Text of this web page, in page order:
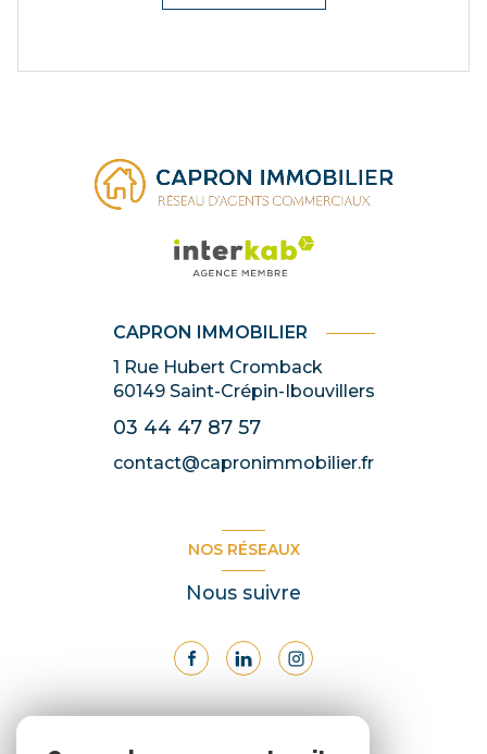
CAPRON IMMOBILIER
1 Rue Hubert Cromback
60149 Saint-Crépin-Ibouvillers
03 44 47 87 57
contact@capronimmobilier.fr
NOS RÉSEAUX
Nous suivre